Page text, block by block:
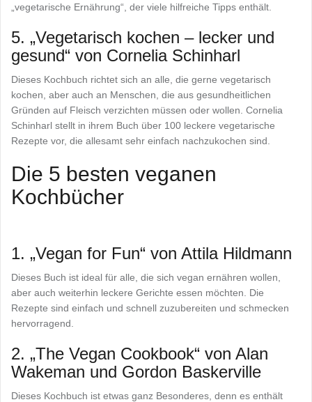
„vegetarische Ernährung“, der viele hilfreiche Tipps enthält.
5. „Vegetarisch kochen – lecker und
gesund“ von Cornelia Schinharl
Dieses Kochbuch richtet sich an alle, die gerne vegetarisch
kochen, aber auch an Menschen, die aus gesundheitlichen
Gründen auf Fleisch verzichten müssen oder wollen. Cornelia
Schinharl stellt in ihrem Buch über 100 leckere vegetarische
Rezepte vor, die allesamt sehr einfach nachzukochen sind.
Die 5 besten veganen
Kochbücher
1. „Vegan for Fun“ von Attila Hildmann
Dieses Buch ist ideal für alle, die sich vegan ernähren wollen,
aber auch weiterhin leckere Gerichte essen möchten. Die
Rezepte sind einfach und schnell zuzubereiten und schmecken
hervorragend.
2. „The Vegan Cookbook“ von Alan
Wakeman und Gordon Baskerville
Dieses Kochbuch ist etwas ganz Besonderes, denn es enthält